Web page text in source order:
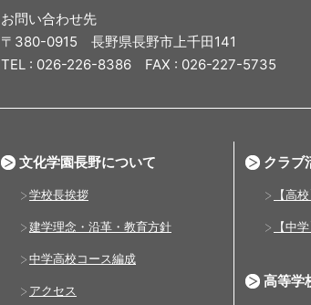
お問い合わせ先
〒380-0915 長野県長野市上千田141
TEL : 026-226-8386 FAX : 026-227-5735
文化学園長野について
学校長挨拶
建学理念・沿革・教育方針
中学高校コース編成
アクセス
クラブ
【高
【中
高等学